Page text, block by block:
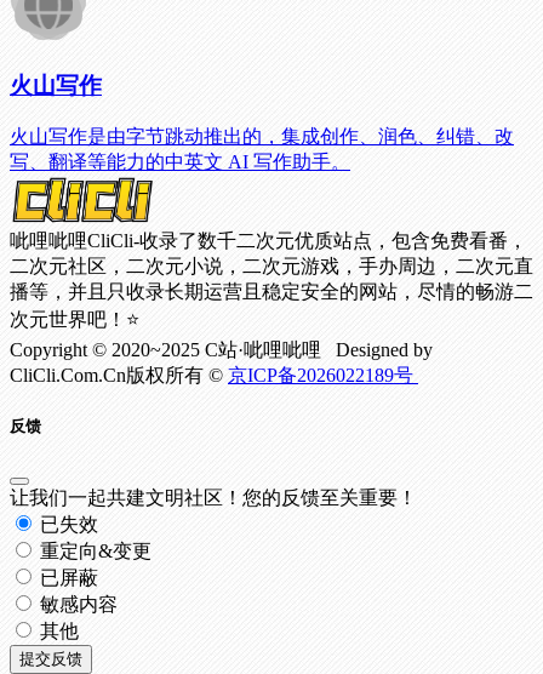
火山写作
火山写作是由字节跳动推出的，集成创作、润色、纠错、改
写、翻译等能力的中英文 AI 写作助手。
呲哩呲哩CliCli-收录了数千二次元优质站点，包含免费看番，
二次元社区，二次元小说，二次元游戏，手办周边，二次元直
播等，并且只收录长期运营且稳定安全的网站，尽情的畅游二
次元世界吧！⭐
Copyright © 2020~2025 C站·呲哩呲哩 Designed by
CliCli.Com.Cn版权所有 © 京ICP备2026022189号
反馈
让我们一起共建文明社区！您的反馈至关重要！
已失效
重定向&变更
已屏蔽
敏感内容
其他
提交反馈